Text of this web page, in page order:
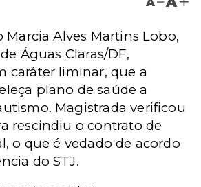
Marcia Alves Martins Lobo,
Águas Claras/DF,
caráter liminar, que a
plano de saúde a
Magistrada verificou
rescindiu o contrato de
o que é vedado de acordo
do STJ.